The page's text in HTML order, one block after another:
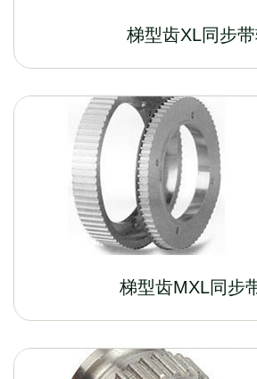
梯型齿XL同步
梯型齿MXL同步